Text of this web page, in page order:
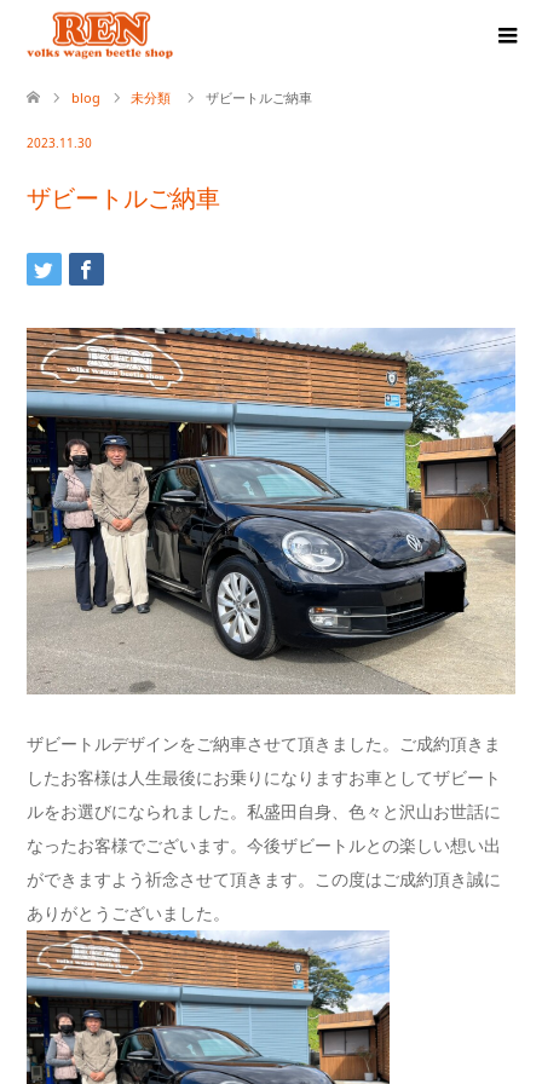
blog 未分類 ザビートルご納車
2023.11.30
ザビートルご納車
ザビートルデザインをご納車させて頂きました。ご成約頂きま
したお客様は人生最後にお乗りになりますお車としてザビート
ルをお選びになられました。私盛田自身、色々と沢山お世話に
なったお客様でございます。今後ザビートルとの楽しい想い出
ができますよう祈念させて頂きます。この度はご成約頂き誠に
ありがとうございました。